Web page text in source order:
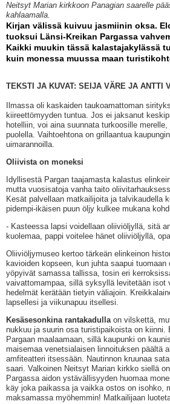
Neitsyt Marian kirkkoon Panagian saarelle
kahlaamalla.
Kirjan välissä kuivuu jasmiinin oksa.
tuoksui Länsi-Kreikan Pargassa
Kaikki muukin tässä kalastajakylässä
kuin monessa muussa maan
TEKSTI JA KUVAT: SEIJA VÄRE JA ANTTI
Ilmassa oli kaskaiden taukoamattoman
kiireettömyyden tuntua. Jos ei jaksanut
hotelliin, voi aina suunnata turkoosille
puolella. Vaihtoehtona on grillaantua
uimarannoilla.
Oliivista on moneksi
Idyllisestä Pargan taajamasta kalastus
mutta vuosisatoja vanha taito
Kesät palvellaan matkailijoita ja talvikaudella
pidempi-ikäisen puun öljy kulkee mukana
- Kasteessa lapsi voidellaan oliiviöljyllä, sitä
kuolemaa, pappi voitelee hänet oliiviöljyllä,
Oliiviöljymuseo kertoo tärkeän elinkeinon
kavioiden kopseen, kun juhta saapui
yöpyivät samassa tallissa, tosin eri
vaivattomampaa, sillä syksyllä levitetään isot
hedelmät kerätään tietyin väliajoin.
lapsellesi ja viikunapuu itsellesi.
Kesäsesonkina rantakadullaon vilskettä,
nukkuu ja suurin osa turistipaikoista on
Pargaan maalaamaan, sillä kaupunki on
maisemaa venetsialaisen linnoituksen päältä
amfiteatteri itsessään. Nautinnon kruunaa
saari. Valkoinen Neitsyt Marian kirkko siellä
Pargassa aidon ystävällisyyden huomaa
käy joka paikassa ja vaikka ostos on isohko,
maksamassa myöhemmin! Matkailijaan